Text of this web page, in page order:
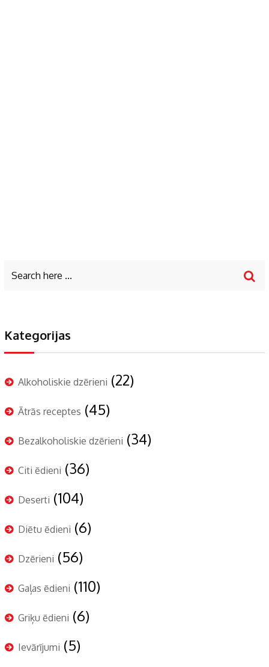
Kategorijas
Alkoholiskie dzērieni (22)
Ātrās receptes (45)
Bezalkoholiskie dzērieni (34)
Citi ēdieni (36)
Deserti (104)
Diētu ēdieni (6)
Dzērieni (56)
Gaļas ēdieni (110)
Griķu ēdieni (6)
Ievārījumi (5)